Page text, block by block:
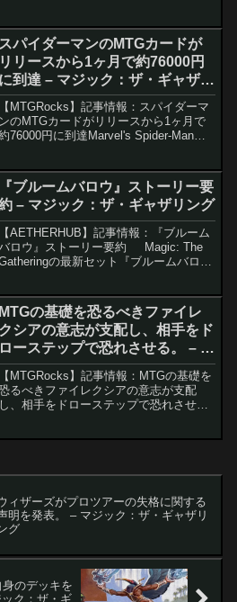
ド：真紅の契り』『神河：輝ける世界』
『ニューカペナの...
スパイダーマンのMTGカードが
リリースから1ヶ月で約76000円
に到達 – マジック：ザ・ギャザリ
グ
【MTGRocks】記事情報：スパイダーマ
ンのMTGカードがリリースから1ヶ月で
76000円に到達Marvel's Spider-Man
れたにも関わらず、Wi...
『ブルームバロウ』ストーリー要
– マジック：ザ・ギャザリング
【AETHERHUB】記事情報：『ブルーム
ロウ』ストーリー要約 Magic: The
の最新セット『ブルームバロ
なく、動物たちが主人公となる...
MTGの基礎を恐るべきファイレ
クシアの意志が支配し、相手をド
ローステップで恐れさせる。 – マ
ック：ザ・ギャザリング
【MTGRocks】記事情報：MTGの基礎を
るべきファイレクシアの意志が支配
し、相手をドローステップで恐れさせ
ィザーズがプロツアーの失格に関する
明を発表。 – マジック：ザ・ギャザリ
グ
のデッキを
ク：ザ・ギ